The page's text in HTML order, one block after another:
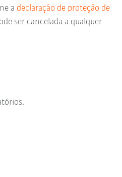
a declaração de proteção de
ser cancelada a qualquer